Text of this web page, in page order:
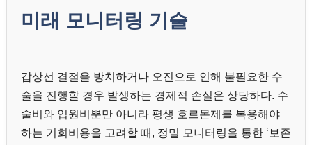
미래 모니터링 기술
갑상선 결절을 방치하거나 오진으로 인해 불필요한 수
술을 진행할 경우 발생하는 경제적 손실은 상당하다. 수
술비와 입원비뿐만 아니라 평생 호르몬제를 복용해야
하는 기회비용을 고려할 때, 정밀 모니터링을 통한 ‘보존